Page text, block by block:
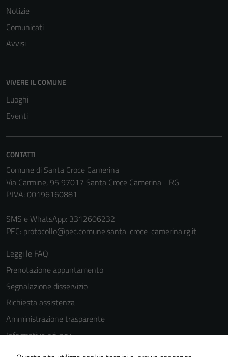
Notizie
Comunicati
Avvisi
VIVERE IL COMUNE
Luoghi
Eventi
CONTATTI
Comune di Santa Croce Camerina
Via Carmine, 95 97017 Santa Croce Camerina - RG
P.IVA: 00196160881
SMS e WhatsApp: 3312606232
PEC: protocollo@pec.comune.santa-croce-camerina.rg.it
Leggi le FAQ
Prenotazione appuntamento
Segnalazione disservizio
Richiesta assistenza
Amministrazione trasparente
Informativa privacy
Cookie Policy
possono
personali.
Questi cookie
servizi esterni
anche per la